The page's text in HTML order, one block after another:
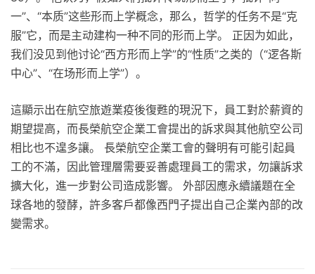
一”、“本质”这些形而上学概念，那么，哲学的任务不是“克
服”它，而是主动建构一种不同的形而上学。 正因为如此，
我们没见到他讨论“西方形而上学”的“性质”之类的（“逻各斯
中心”、“在场形而上学”）。
這顯示出在航空旅遊業疫後復甦的現況下，員工對於薪資的
期望提高，而長榮航空企業工會提出的訴求與其他航空公司
相比也不遑多讓。 長榮航空企業工會的聲明有可能引起員
工的不滿，因此管理層需要妥善處理員工的需求，勿讓訴求
擴大化，進一步對公司造成影響。 外部因應永續議題在全
球各地的發酵，許多客戶都像西門子提出自己企業內部的改
變需求。